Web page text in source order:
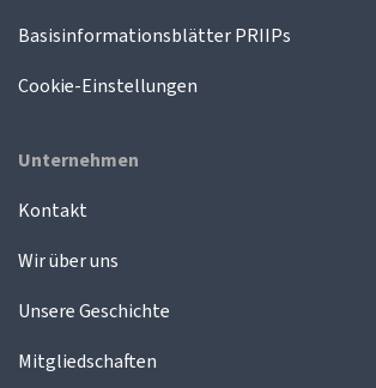
Basisinformationsblätter PRIIPs
Cookie-Einstellungen
Unternehmen
Kontakt
Wir über uns
Unsere Geschichte
Mitgliedschaften